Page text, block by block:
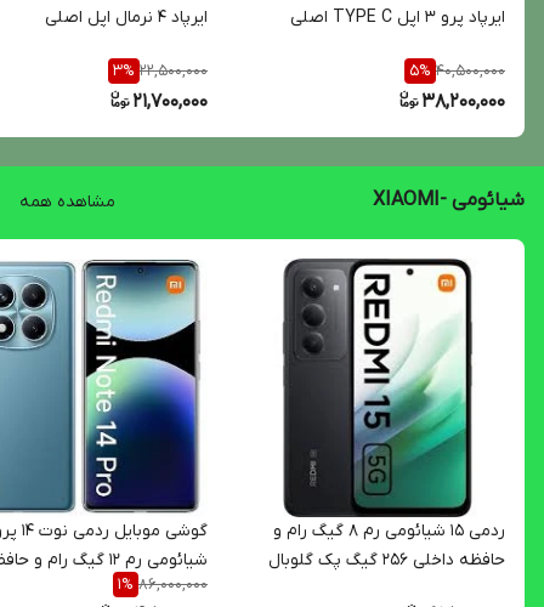
ایرپاد پرو 3 اپل TYPE C اصلی
40,500,000
5%
38,200,000
ایرپاد 4 نرمال اپل اصلی
22,500,000
3%
21,700,000
شیائومی -XIAOMI مشاهده همه
ردمی 15 شیائومی رم 8 گیگ رام و
حافظه داخلی 256 گیگ پک گلوبال
گوشی موبایل
شیائومی رم 12 گیگ رام و
داخلی 512 گیگ 4G
86,000,000
1%